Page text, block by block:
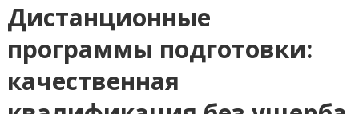
Дистанционные
программы подготовки:
качественная